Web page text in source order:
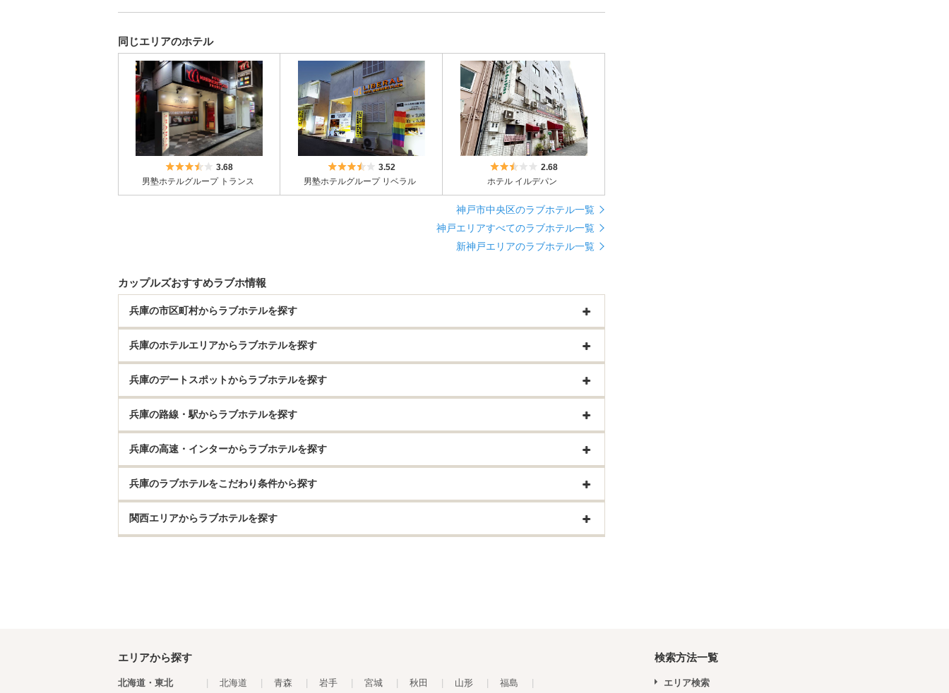
同じエリアのホテル
5つ星のうち3.5
3.68
男塾ホテルグループ トランス
5つ星のうち3.5
3.52
男塾ホテルグループ リベラル
5つ星のうち2.5
2.68
ホテル イルデパン
神戸市中央区のラブホテル一覧
神戸エリアすべてのラブホテル一覧
新神戸エリアのラブホテル一覧
カップルズおすすめラブホ情報
兵庫の市区町村からラブホテルを探す
兵庫のホテルエリアからラブホテルを探す
兵庫のデートスポットからラブホテルを探す
兵庫の路線・駅からラブホテルを探す
兵庫の高速・インターからラブホテルを探す
兵庫のラブホテルをこだわり条件から探す
関西エリアからラブホテルを探す
エリアから探す
北海道・東北 北海道 青森 岩手 宮城 秋田 山形 福島
検索方法一覧
エリア検索